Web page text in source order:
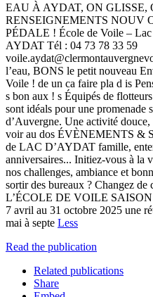
EAU À AYDAT, ON GLISSE,
RENSEIGNEMENTS NOUV
PÉDALE ! École de Voile – Lac
AYDAT Tél : 04 73 78 33 59
l’eau, BONS le petit nouveau
Voile ! de un ca faire pla d is
s bon aux ! s Équipés de
sont idéals pour une promenade
d’Auvergne. Une activité douce,
voir au dos ÉVÈNEMENTS &
de LAC D’AYDAT famille,
anniversaires... Initiez-vous à la
nos challenges, ambiance et
sortir des bureaux ? Changez
L’ÉCOLE DE VOILE SAISON
7 avril au 31 octobre 2025 une
mai à septe Less
Read the publication
Related publications
Share